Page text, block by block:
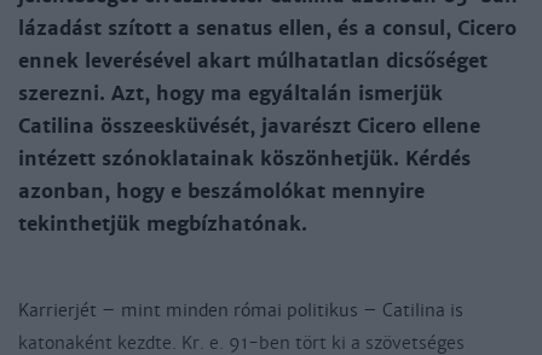
lázadást szított a senatus ellen, és a consul, Cicero
ennek leverésével akart múlhatatlan dicsőséget
szerezni. Azt, hogy ma egyáltalán ismerjük
Catilina összeesküvését, javarészt Cicero ellene
intézett szónoklatainak köszönhetjük. Kérdés
azonban, hogy e beszámolókat mennyire
tekinthetjük megbízhatónak.
Karrierjét – mint minden római politikus – Catilina is
katonaként kezdte. Kr. e. 91-ben tört ki a szövetséges